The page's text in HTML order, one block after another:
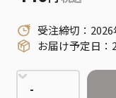
受注締切：
お届け予定日：